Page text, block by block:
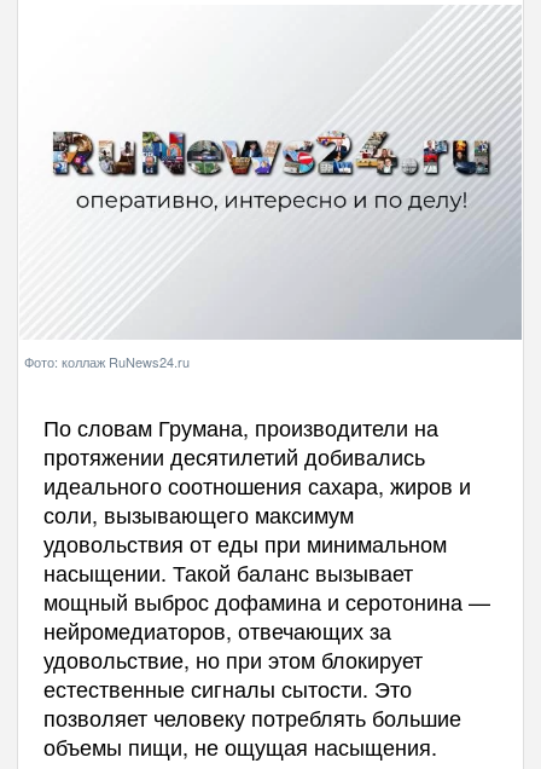
Фото: коллаж RuNews24.ru
По словам Грумана, производители на
протяжении десятилетий добивались
идеального соотношения сахара, жиров и
соли, вызывающего максимум
удовольствия от еды при минимальном
насыщении. Такой баланс вызывает
мощный выброс дофамина и серотонина —
нейромедиаторов, отвечающих за
удовольствие, но при этом блокирует
естественные сигналы сытости. Это
позволяет человеку потреблять большие
объемы пищи, не ощущая насыщения.